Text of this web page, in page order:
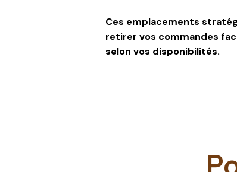
Ces emplacements
retirer vos commandes
selon vos disponibilités.